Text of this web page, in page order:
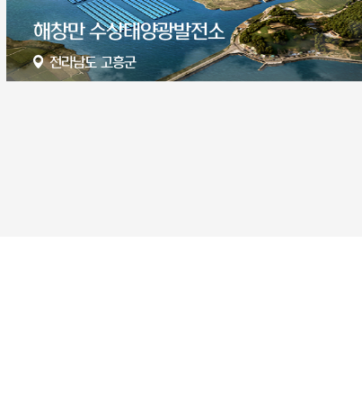
서산 65MW 태양광 발전소
충청남도 서산시